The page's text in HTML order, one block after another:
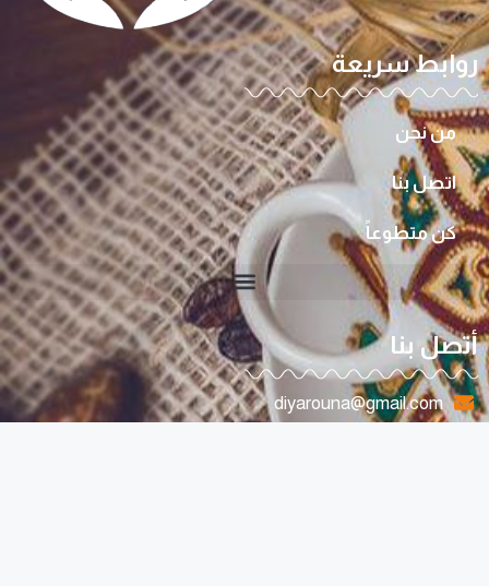
روابط سريعة
من نحن
اتصل بنا
كن متطوعاً
أتصل بنا
diyarouna@gmail.com